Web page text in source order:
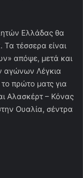
Ελλάδας θα
τέσσερα είναι
απόψε, μετά και
αγώνων Λέγκια
πρώτο ματς για
Αλασκέρτ – Κόνας
Ουαλία, σέντρα